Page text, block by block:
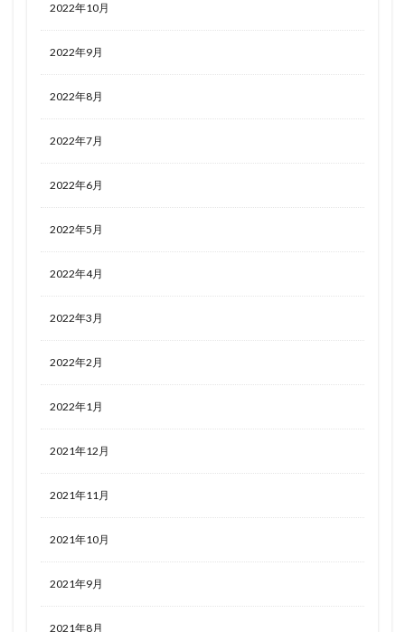
2022年10月
2022年9月
2022年8月
2022年7月
2022年6月
2022年5月
2022年4月
2022年3月
2022年2月
2022年1月
2021年12月
2021年11月
2021年10月
2021年9月
2021年8月